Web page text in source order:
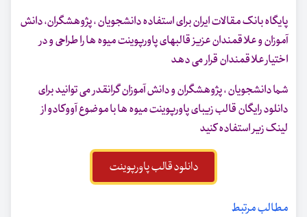
پایگاه بانک مقالات ایران برای استفاده دانشجویان ، پژوهشگران، دانش
آموزان و علاقمندان عزیز قالبهای پاورپوینت میوه ها را طراحی و در
اختیار علاقمندان قرار می دهد
شما دانشجویان ، پژوهشگران و دانش آموزان گرانقدر می توانید برای
دانلود رایگان قالب زیبای پاورپوینت میوه ها با موضوع آووکادو از
لینک زیر استفاده کنید
دانلود قالب پاورپوینت
مطالب مرتبط